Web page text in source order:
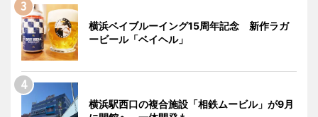
横浜ベイブルーイング15周年記念 新作ラガ
ービール「ベイヘル」
横浜駅西口の複合施設「相鉄ムービル」が9月